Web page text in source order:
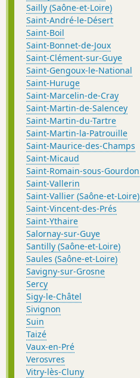
Sailly (Saône-et-Loire)
Saint-André-le-Désert
Saint-Boil
Saint-Bonnet-de-Joux
Saint-Clément-sur-Guye
Saint-Gengoux-le-National
Saint-Huruge
Saint-Marcelin-de-Cray
Saint-Martin-de-Salencey
Saint-Martin-du-Tartre
Saint-Martin-la-Patrouille
Saint-Maurice-des-Champs
Saint-Micaud
Saint-Romain-sous-Gourdon
Saint-Vallerin
Saint-Vallier (Saône-et-Loire)
Saint-Vincent-des-Prés
Saint-Ythaire
Salornay-sur-Guye
Santilly (Saône-et-Loire)
Saules (Saône-et-Loire)
Savigny-sur-Grosne
Sercy
Sigy-le-Châtel
Sivignon
Suin
Taizé
Vaux-en-Pré
Verosvres
Vitry-lès-Cluny